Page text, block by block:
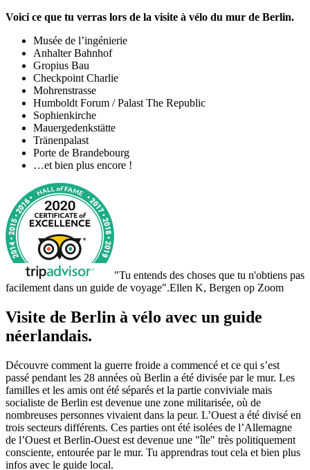
Voici ce que tu verras lors de la visite à vélo du mur de Berlin.
Musée de l’ingénierie
Anhalter Bahnhof
Gropius Bau
Checkpoint Charlie
Mohrenstrasse
Humboldt Forum / Palast The Republic
Sophienkirche
Mauergedenkstätte
Tränenpalast
Porte de Brandebourg
…et bien plus encore !
"Tu entends des choses que tu n'obtiens pas
facilement dans un guide de voyage".Ellen K, Bergen op Zoom
Visite de Berlin à vélo avec un guide
néerlandais.
Découvre comment la guerre froide a commencé et ce qui s’est
passé pendant les 28 années où Berlin a été divisée par le mur. Les
familles et les amis ont été séparés et la partie conviviale mais
socialiste de Berlin est devenue une zone militarisée, où de
nombreuses personnes vivaient dans la peur. L’Ouest a été divisé en
trois secteurs différents. Ces parties ont été isolées de l’Allemagne
de l’Ouest et Berlin-Ouest est devenue une "île" très politiquement
consciente, entourée par le mur. Tu apprendras tout cela et bien plus
infos avec le guide local.